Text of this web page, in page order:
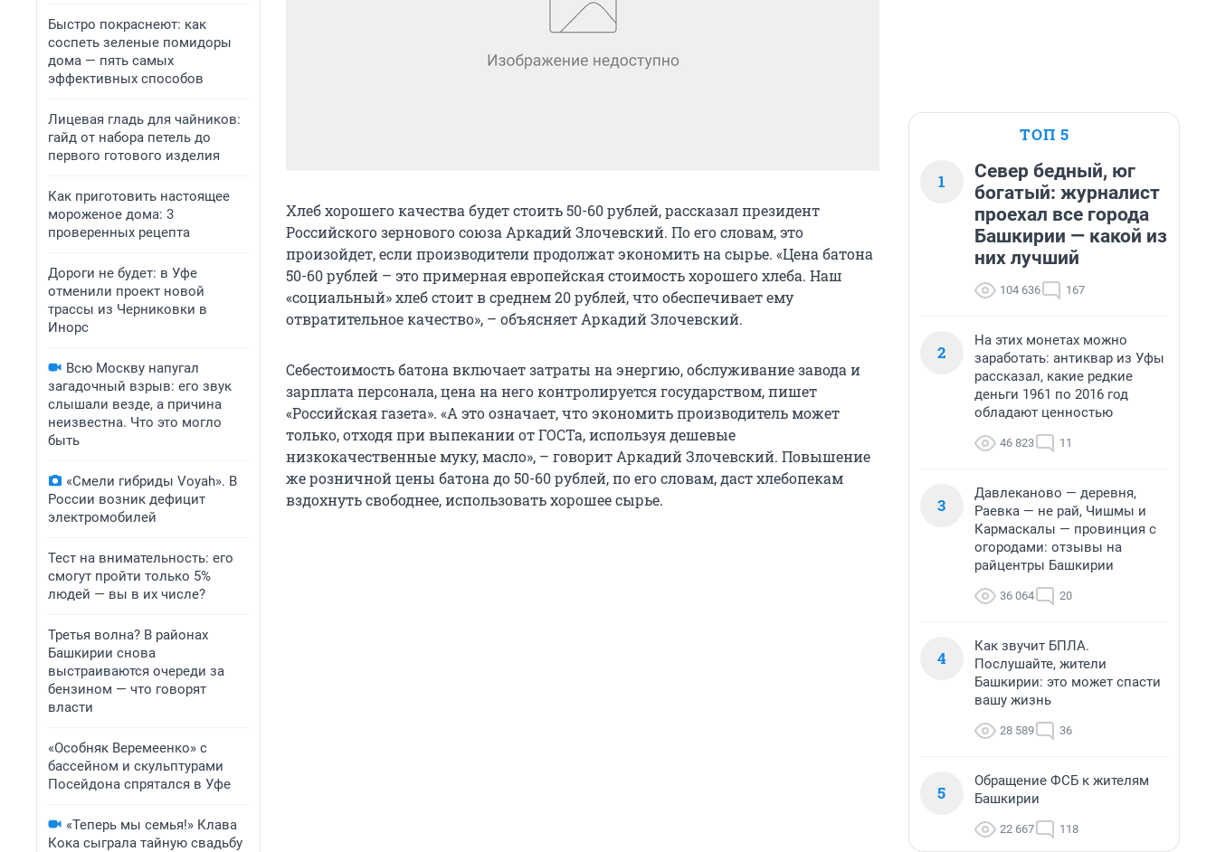
Быстро покраснеют: как
соспеть зеленые помидоры
дома — пять самых
эффективных способов
Лицевая гладь для чайников:
гайд от набора петель до
первого готового изделия
Как приготовить настоящее
мороженое дома: 3
проверенных рецепта
Дороги не будет: в Уфе
отменили проект новой
трассы из Черниковки в
Инорс
Всю Москву напугал
загадочный взрыв: его звук
слышали везде, а причина
неизвестна. Что это могло
быть
«Смели гибриды Voyah». В
России возник дефицит
электромобилей
Тест на внимательность: его
смогут пройти только 5%
людей — вы в их числе?
Третья волна? В районах
Башкирии снова
выстраиваются очереди за
бензином — что говорят
власти
«Особняк Веремеенко» с
бассейном и скульптурами
Посейдона спрятался в Уфе
«Теперь мы семья!» Клава
Кока сыграла тайную свадьбу
Хлеб хорошего качества будет стоить 50-60 рублей, рассказал президент
Российского зернового союза Аркадий Злочевский. По его словам, это
произойдет, если производители продолжат экономить на сырье. «Цена батона
50-60 рублей – это примерная европейская стоимость хорошего хлеба. Наш
«социальный» хлеб стоит в среднем 20 рублей, что обеспечивает ему
отвратительное качество», – объясняет Аркадий Злочевский.
Себестоимость батона включает затраты на энергию, обслуживание завода и
зарплата персонала, цена на него контролируется государством, пишет
«Российская газета». «А это означает, что экономить производитель может
только, отходя при выпекании от ГОСТа, используя дешевые
низкокачественные муку, масло», – говорит Аркадий Злочевский. Повышение
же розничной цены батона до 50-60 рублей, по его словам, даст хлебопекам
вздохнуть свободнее, использовать хорошее сырье.
ТОП 5
1
Север бедный, юг
богатый: журналист
проехал все города
Башкирии — какой из
них лучший
104 636 167
2
На этих монетах можно
заработать: антиквар из Уфы
рассказал, какие редкие
деньги 1961 по 2016 год
обладают ценностью
46 823 11
3
Давлеканово — деревня,
Раевка — не рай, Чишмы и
Кармаскалы — провинция с
огородами: отзывы на
райцентры Башкирии
36 064 20
4
Как звучит БПЛА.
Послушайте, жители
Башкирии: это может спасти
вашу жизнь
28 589 36
5
Обращение ФСБ к жителям
Башкирии
22 667 118